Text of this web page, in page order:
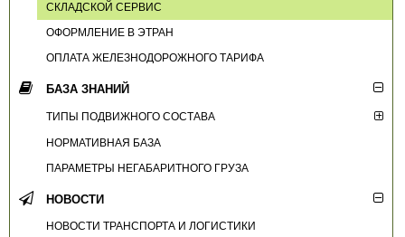
СКЛАДСКОЙ СЕРВИС
ОФОРМЛЕНИЕ В ЭТРАН
ОПЛАТА ЖЕЛЕЗНОДОРОЖНОГО ТАРИФА
БАЗА ЗНАНИЙ
ТИПЫ ПОДВИЖНОГО СОСТАВА
НОРМАТИВНАЯ БАЗА
ПАРАМЕТРЫ НЕГАБАРИТНОГО ГРУЗА
НОВОСТИ
НОВОСТИ ТРАНСПОРТА И ЛОГИСТИКИ